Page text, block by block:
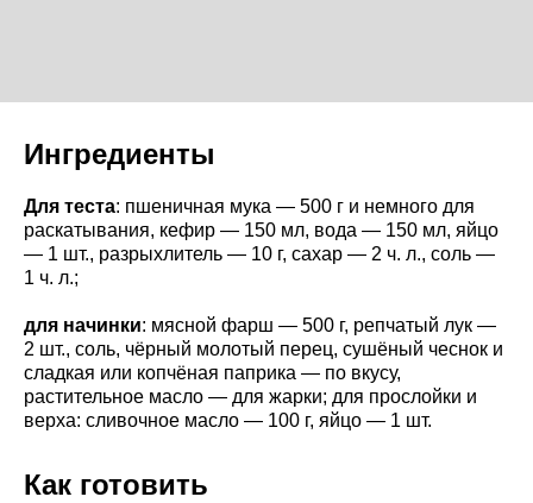
Ингредиенты
Для теста: пшеничная мука — 500 г и немного для
раскатывания, кефир — 150 мл, вода — 150 мл, яйцо
— 1 шт., разрыхлитель — 10 г, сахар — 2 ч. л., соль —
1 ч. л.;
для начинки: мясной фарш — 500 г, репчатый лук —
2 шт., соль, чёрный молотый перец, сушёный чеснок и
сладкая или копчёная паприка — по вкусу,
растительное масло — для жарки; для прослойки и
верха: сливочное масло — 100 г, яйцо — 1 шт.
Как готовить